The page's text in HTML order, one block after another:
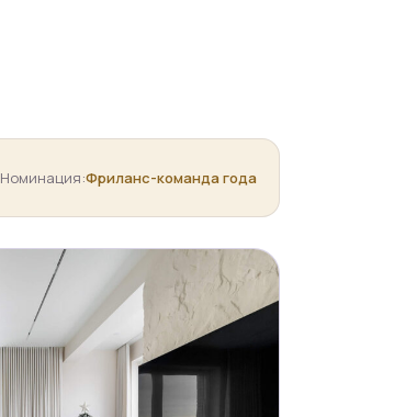
Номинация:Фриланс-команда года